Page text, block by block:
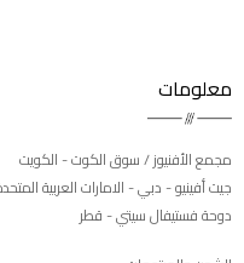
معلومات
مجمع الأفنيوز / سوق الكوت - الكويت
جيت أفينيو - دبي - الامارات العربية المتحدة
دوحة فستيفال سيتي - قطر